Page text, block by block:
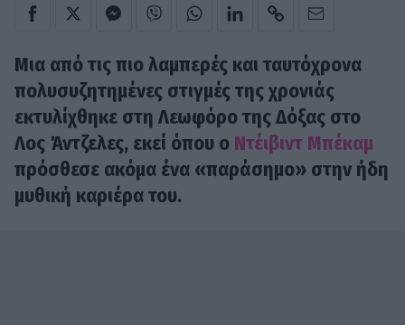
Μια από τις πιο λαμπερές και ταυτόχρονα
πολυσυζητημένες στιγμές της χρονιάς
εκτυλίχθηκε στη Λεωφόρο της Δόξας στο
Λος Άντζελες, εκεί όπου ο Ντέιβιντ Μπέκαμ
πρόσθεσε ακόμα ένα «παράσημο» στην ήδη
μυθική καριέρα του.